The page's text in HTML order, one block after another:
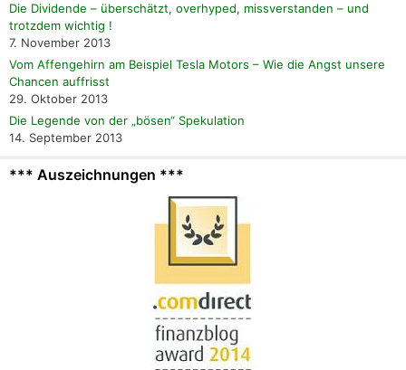
Die Dividende – überschätzt, overhyped, missverstanden – und
trotzdem wichtig !
7. November 2013
Vom Affengehirn am Beispiel Tesla Motors – Wie die Angst unsere
Chancen auffrisst
29. Oktober 2013
Die Legende von der „bösen“ Spekulation
14. September 2013
*** Auszeichnungen ***